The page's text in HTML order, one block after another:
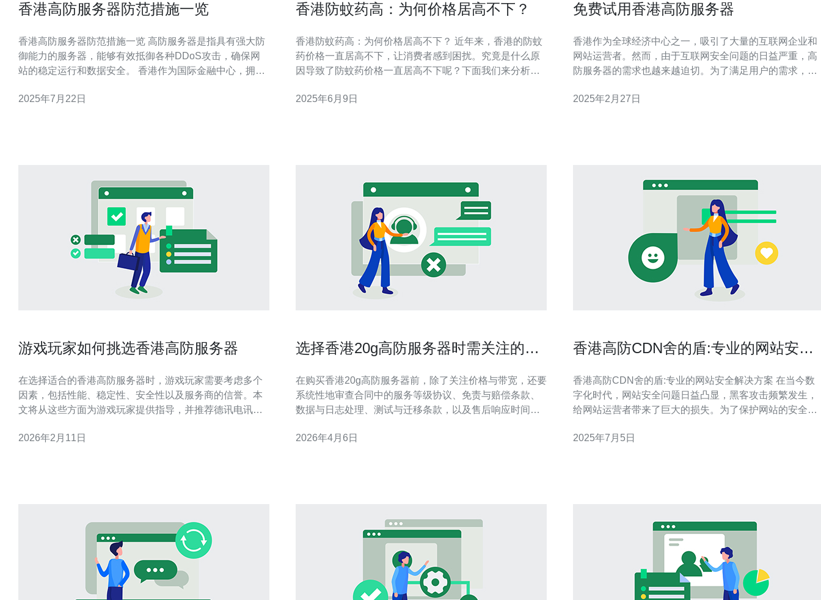
香港高防服务器防范措施一览
香港高防服务器防范措施一览 高防服务器是指具有强大防
御能力的服务器，能够有效抵御各种DDoS攻击，确保网
站的稳定运行和数据安全。 香港作为国际金融中心，拥有
享受到更快的网速和更稳定的网络环境。 1. 高级防火墙 高
2025年7月22日
香港防蚊药高：为何价格居高不下？
香港防蚊药高：为何价格居高不下？ 近年来，香港的防蚊
药价格一直居高不下，让消费者感到困扰。究竟是什么原
因导致了防蚊药价格一直居高不下呢？下面我们来分析一
大。无论是居民还是游客，都需要购买防蚊药来保护自己
2025年6月9日
免费试用香港高防服务器
香港作为全球经济中心之一，吸引了大量的互联网企业和
网站运营者。然而，由于互联网安全问题的日益严重，高
防服务器的需求也越来越迫切。为了满足用户的需求，我
的安全性和稳定性。 高防服务器是一种专门设计用于抵御
2025年2月27日
游戏玩家如何挑选香港高防服务器
在选择适合的香港高防服务器时，游戏玩家需要考虑多个
因素，包括性能、稳定性、安全性以及服务商的信誉。本
文将从这些方面为游戏玩家提供指导，并推荐德讯电讯作
玩家而言，服务器的性能和稳定性是首要考虑的因素。一
2026年2月11日
选择香港20g高防服务器时需关注的合
同条款与售后支持
在购买香港20g高防服务器前，除了关注价格与带宽，还要
系统性地审查合同中的服务等级协议、免责与赔偿条款、
数据与日志处理、测试与迁移条款，以及售后响应时间与
确、可执行的保障与补偿。 需要关注多少防护能力与带宽
2026年4月6日
香港高防CDN舍的盾:专业的网站安全
解决方案
香港高防CDN舍的盾:专业的网站安全解决方案 在当今数
字化时代，网站安全问题日益凸显，黑客攻击频繁发生，
给网站运营者带来了巨大的损失。为了保护网站的安全，
决方案。 高防CDN是一种结合了CDN（内容分发网络）
2025年7月5日